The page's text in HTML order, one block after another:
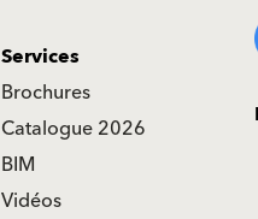
Services
Brochures
Catalogue 2026
BIM
Vidéos